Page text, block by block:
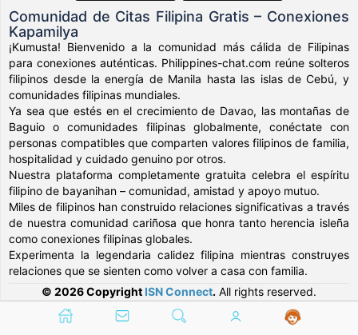
Comunidad de Citas Filipina Gratis – Conexiones
Kapamilya
¡Kumusta! Bienvenido a la comunidad más cálida de Filipinas
para conexiones auténticas. Philippines-chat.com reúne solteros
filipinos desde la energía de Manila hasta las islas de Cebú, y
comunidades filipinas mundiales.
Ya sea que estés en el crecimiento de Davao, las montañas de
Baguio o comunidades filipinas globalmente, conéctate con
personas compatibles que comparten valores filipinos de familia,
hospitalidad y cuidado genuino por otros.
Nuestra plataforma completamente gratuita celebra el espíritu
filipino de bayanihan – comunidad, amistad y apoyo mutuo.
Miles de filipinos han construido relaciones significativas a través
de nuestra comunidad cariñosa que honra tanto herencia isleña
como conexiones filipinas globales.
Experimenta la legendaria calidez filipina mientras construyes
relaciones que se sienten como volver a casa con familia.
© 2026 Copyright ISN Connect. All rights reserved.